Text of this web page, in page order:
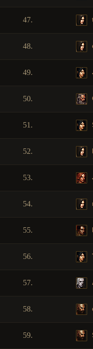
47.
48.
49.
50.
51.
52.
53.
54.
55.
56.
57.
58.
59.